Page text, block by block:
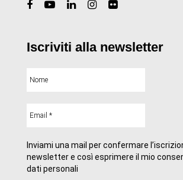
Iscriviti alla newsletter
Inviami una mail per confermare
newsletter e così esprimere il mio
dati personali